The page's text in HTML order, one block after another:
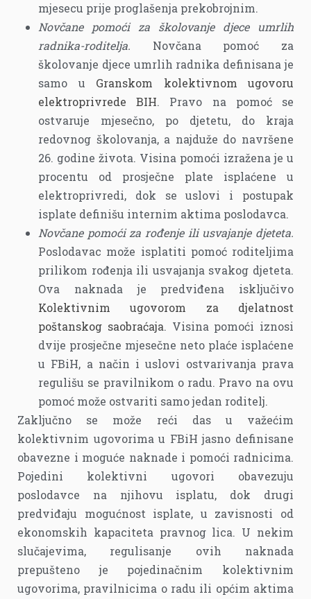
mjesecu prije proglašenja prekobrojnim.
Novčane pomoći za školovanje djece umrlih
radnika-roditelja. Novčana pomoć za
školovanje djece umrlih radnika definisana je
samo u Granskom kolektivnom ugovoru
elektroprivrede BIH. Pravo na pomoć se
ostvaruje mjesečno, po djetetu, do kraja
redovnog školovanja, a najduže do navršene
26. godine života. Visina pomoći izražena je u
procentu od prosječne plate isplaćene u
elektroprivredi, dok se uslovi i postupak
isplate definišu internim aktima poslodavca.
Novčane pomoći za rođenje ili usvajanje djeteta.
Poslodavac može isplatiti pomoć roditeljima
prilikom rođenja ili usvajanja svakog djeteta.
Ova naknada je predviđena isključivo
Kolektivnim ugovorom za djelatnost
poštanskog saobraćaja. Visina pomoći iznosi
dvije prosječne mjesečne neto plaće isplaćene
u FBiH, a način i uslovi ostvarivanja prava
regulišu se pravilnikom o radu. Pravo na ovu
pomoć može ostvariti samo jedan roditelj.
Zaključno se može reći das u važećim
kolektivnim ugovorima u FBiH jasno definisane
obavezne i moguće naknade i pomoći radnicima.
Pojedini kolektivni ugovori obavezuju
poslodavce na njihovu isplatu, dok drugi
predviđaju mogućnost isplate, u zavisnosti od
ekonomskih kapaciteta pravnog lica. U nekim
slučajevima, regulisanje ovih naknada
prepušteno je pojedinačnim kolektivnim
ugovorima, pravilnicima o radu ili općim aktima